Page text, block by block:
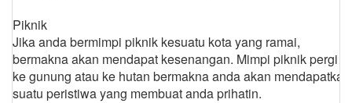
Piknik
Jika anda bermimpi piknik kesuatu kota yang ramai,
bermakna akan mendapat kesenangan. Mimpi piknik pergi
ke gunung atau ke hutan bermakna anda akan mendapatkan
suatu peristiwa yang membuat anda prihatin.